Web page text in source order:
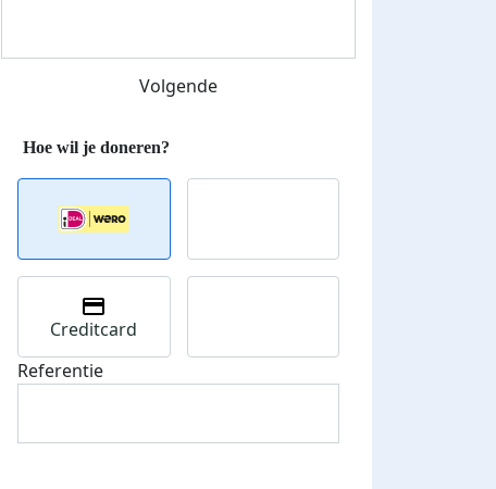
Streefbedrag verhoogd
Volgende
Creditcard
Referentie